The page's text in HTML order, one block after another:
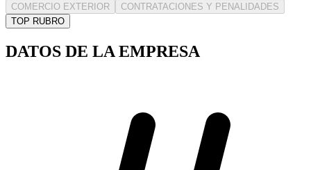
COMERCIO EXTERIOR
CONTRATACIONES Y PENALIDADES
TOP RUBRO
DATOS DE LA EMPRESA